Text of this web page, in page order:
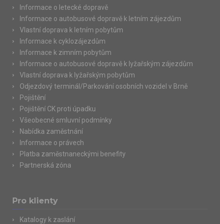
Informace o letecké dopravě
Informace o autobusové dopravě k letním zájezdům
Vlastní doprava k letním pobytům
Informace k cyklozájezdům
Informace k zimním pobytům
Informace o autobusové dopravě k lyžařským zájezdům
Vlastní doprava k lyžařským pobytům
Odjezdový terminál/Parkování osobních vozidel v Brně
Pojištění
Pojištění CK proti úpadku
Všeobecné smluvní podmínky
Nabídka zaměstnání
Informace o právech
Platba zaměstnaneckými benefity
Partnerská zóna
Pro klienty
Katalogy k zaslání